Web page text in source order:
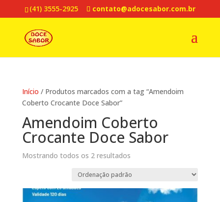
(41) 3555-2925 contato@adocesabor.com.br
Início / Produtos marcados com a tag “Amendoim
Coberto Crocante Doce Sabor”
Amendoim Coberto
Crocante Doce Sabor
Mostrando todos os 2 resultados